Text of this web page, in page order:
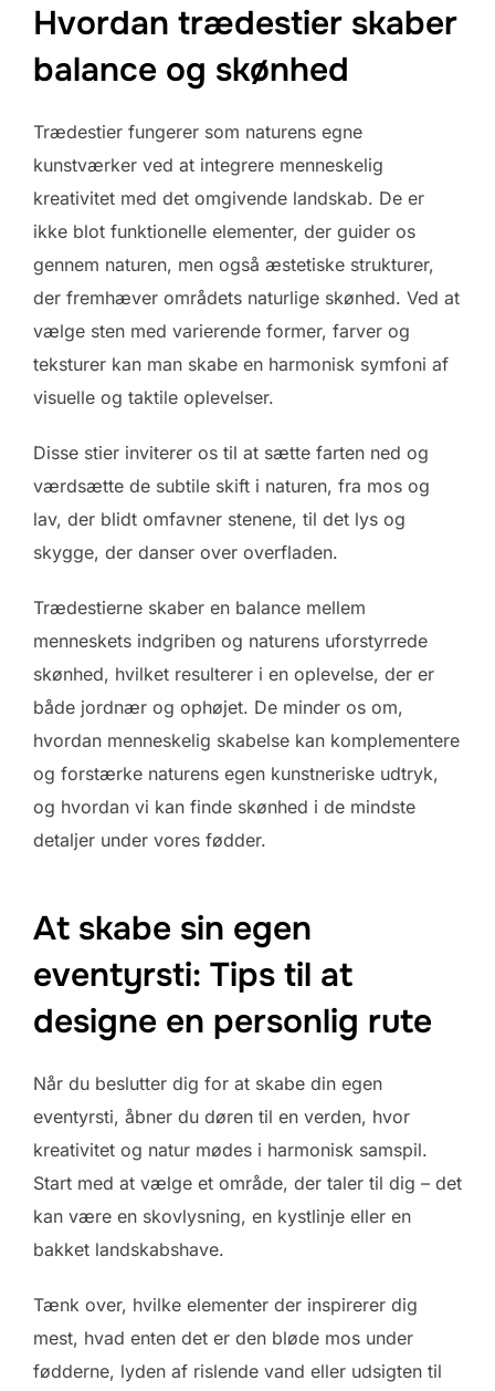
Hvordan trædestier skaber
balance og skønhed
Trædestier fungerer som naturens egne
kunstværker ved at integrere menneskelig
kreativitet med det omgivende landskab. De er
ikke blot funktionelle elementer, der guider os
gennem naturen, men også æstetiske strukturer,
der fremhæver områdets naturlige skønhed. Ved at
vælge sten med varierende former, farver og
teksturer kan man skabe en harmonisk symfoni af
visuelle og taktile oplevelser.
Disse stier inviterer os til at sætte farten ned og
værdsætte de subtile skift i naturen, fra mos og
lav, der blidt omfavner stenene, til det lys og
skygge, der danser over overfladen.
Trædestierne skaber en balance mellem
menneskets indgriben og naturens uforstyrrede
skønhed, hvilket resulterer i en oplevelse, der er
både jordnær og ophøjet. De minder os om,
hvordan menneskelig skabelse kan komplementere
og forstærke naturens egen kunstneriske udtryk,
og hvordan vi kan finde skønhed i de mindste
detaljer under vores fødder.
At skabe sin egen
eventyrsti: Tips til at
designe en personlig rute
Når du beslutter dig for at skabe din egen
eventyrsti, åbner du døren til en verden, hvor
kreativitet og natur mødes i harmonisk samspil.
Start med at vælge et område, der taler til dig – det
kan være en skovlysning, en kystlinje eller en
bakket landskabshave.
Tænk over, hvilke elementer der inspirerer dig
mest, hvad enten det er den bløde mos under
fødderne, lyden af rislende vand eller udsigten til